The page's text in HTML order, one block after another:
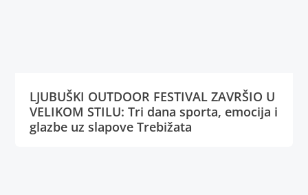
LJUBUŠKI OUTDOOR FESTIVAL ZAVRŠIO U
VELIKOM STILU: Tri dana sporta, emocija i
glazbe uz slapove Trebižata